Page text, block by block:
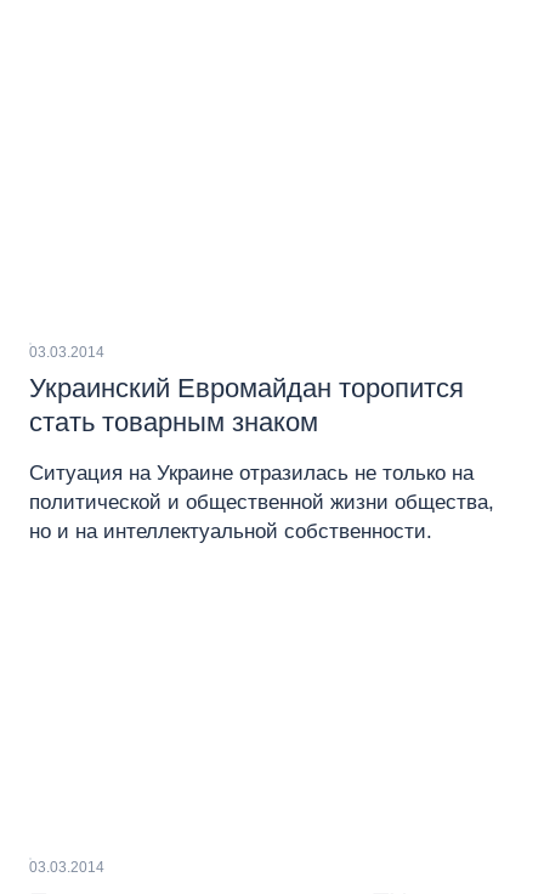
03.03.2014
Украинский Евромайдан торопится
стать товарным знаком
Ситуация на Украине отразилась не только на
политической и общественной жизни общества,
но и на интеллектуальной собственности.
03.03.2014